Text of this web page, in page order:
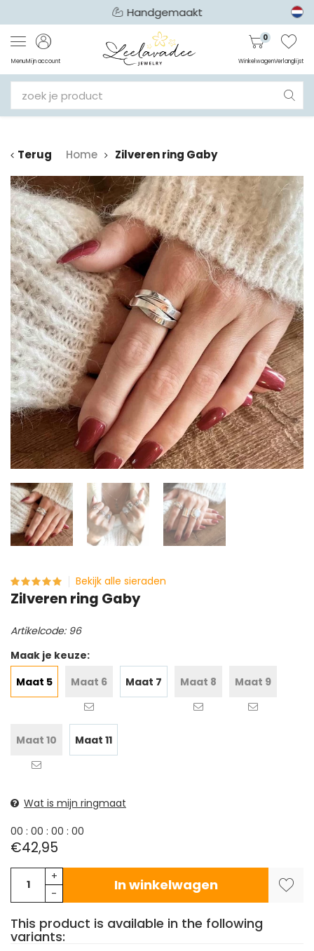
Handgemaakt
MenuMijn account
0
WinkelwagenVerlanglijst
Terug Home Zilveren ring Gaby
Bekijk alle sieraden
Zilveren ring Gaby
Artikelcode: 96
Maak je keuze:
Maat 5
Maat 6 Maat 7 Maat 8 Maat 9
Maat 10 Maat 11
Wat is mijn ringmaat
00 : 00 : 00 : 00
€42,95
+
-
In winkelwagen
This product is available in the following
variants: